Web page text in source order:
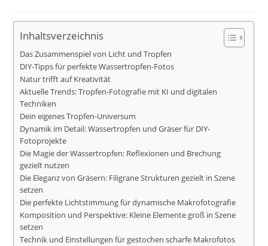
Inhaltsverzeichnis
Das Zusammenspiel von Licht und Tropfen
DIY-Tipps für perfekte Wassertropfen-Fotos
Natur trifft auf Kreativität
Aktuelle Trends: Tropfen-Fotografie mit KI und digitalen
Techniken
Dein eigenes Tropfen-Universum
Dynamik im Detail: Wassertropfen und Gräser für DIY-
Fotoprojekte
Die Magie der Wassertropfen: Reflexionen und Brechung
gezielt nutzen
Die Eleganz von Gräsern: Filigrane Strukturen gezielt in Szene
setzen
Die perfekte Lichtstimmung für dynamische Makrofotografie
Komposition und Perspektive: Kleine Elemente groß in Szene
setzen
Technik und Einstellungen für gestochen scharfe Makrofotos